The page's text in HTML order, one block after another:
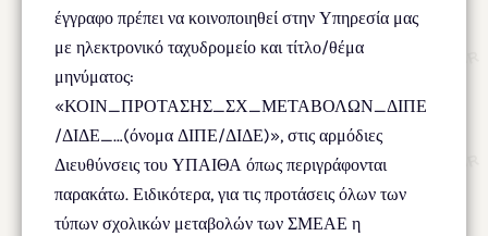
έγγραφο πρέπει να κοινοποιηθεί στην Υπηρεσία μας
με ηλεκτρονικό ταχυδρομείο και τίτλο/θέμα
μηνύματος:
«ΚΟΙΝ_ΠΡΟΤΑΣΗΣ_ΣΧ_ΜΕΤΑΒΟΛΩΝ_ΔΙΠΕ
/ΔΙΔΕ_…(όνομα ΔΙΠΕ/ΔΙΔΕ)», στις αρμόδιες
Διευθύνσεις του ΥΠΑΙΘΑ όπως περιγράφονται
παρακάτω. Ειδικότερα, για τις προτάσεις όλων των
τύπων σχολικών μεταβολών των ΣΜΕΑΕ η